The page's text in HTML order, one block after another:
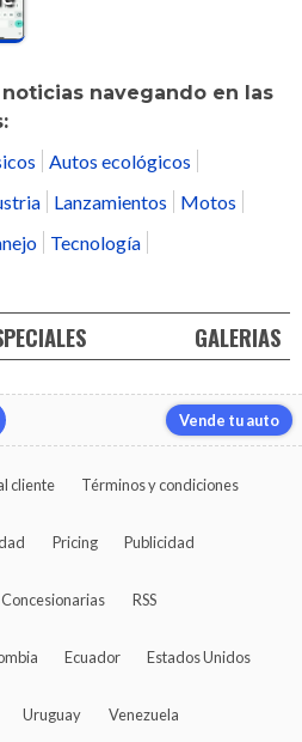
navegando en las
Autos ecológicos
Lanzamientos
Motos
Tecnología
GALERIAS
Vende tu auto
cliente Términos y condiciones
Pricing Publicidad
RSS
Ecuador Estados Unidos
Uruguay Venezuela